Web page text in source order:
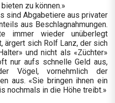
zu können.»
sind Abgabetiere aus privater
aus Beschlagnahmungen.
immer wieder unüberlegt
ärgert sich Rolf Lanz, der sich
und nicht als «Züchter»
nur aufs schnelle Geld aus,
Vögel, vornehmlich der
aus. «Sie bringen ihnen ein
nochmals in die Höhe treibt.»